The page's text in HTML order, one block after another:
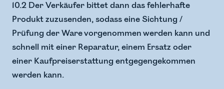
10.2 Der Verkäufer bittet dann das fehlerhafte
Produkt zuzusenden, sodass eine Sichtung /
Prüfung der Ware vorgenommen werden kann und
schnell mit einer Reparatur, einem Ersatz oder
einer Kaufpreiserstattung entgegengekommen
werden kann.